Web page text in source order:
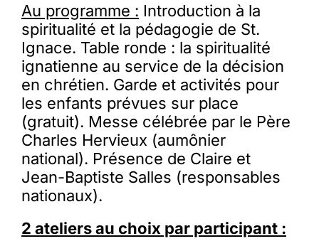
Au programme : Introduction à la
spiritualité et la pédagogie de St.
Ignace. Table ronde : la spiritualité
ignatienne au service de la décision
en chrétien. Garde et activités pour
les enfants prévues sur place
(gratuit). Messe célébrée par le Père
Charles Hervieux (aumônier
national). Présence de Claire et
Jean-Baptiste Salles (responsables
nationaux).
2 ateliers au choix par participant :